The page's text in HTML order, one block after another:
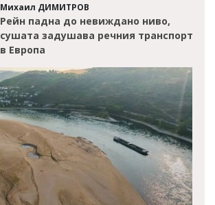
Михаил ДИМИТРОВ
Рейн падна до невиждано ниво,
сушата задушава речния транспорт
в Европа